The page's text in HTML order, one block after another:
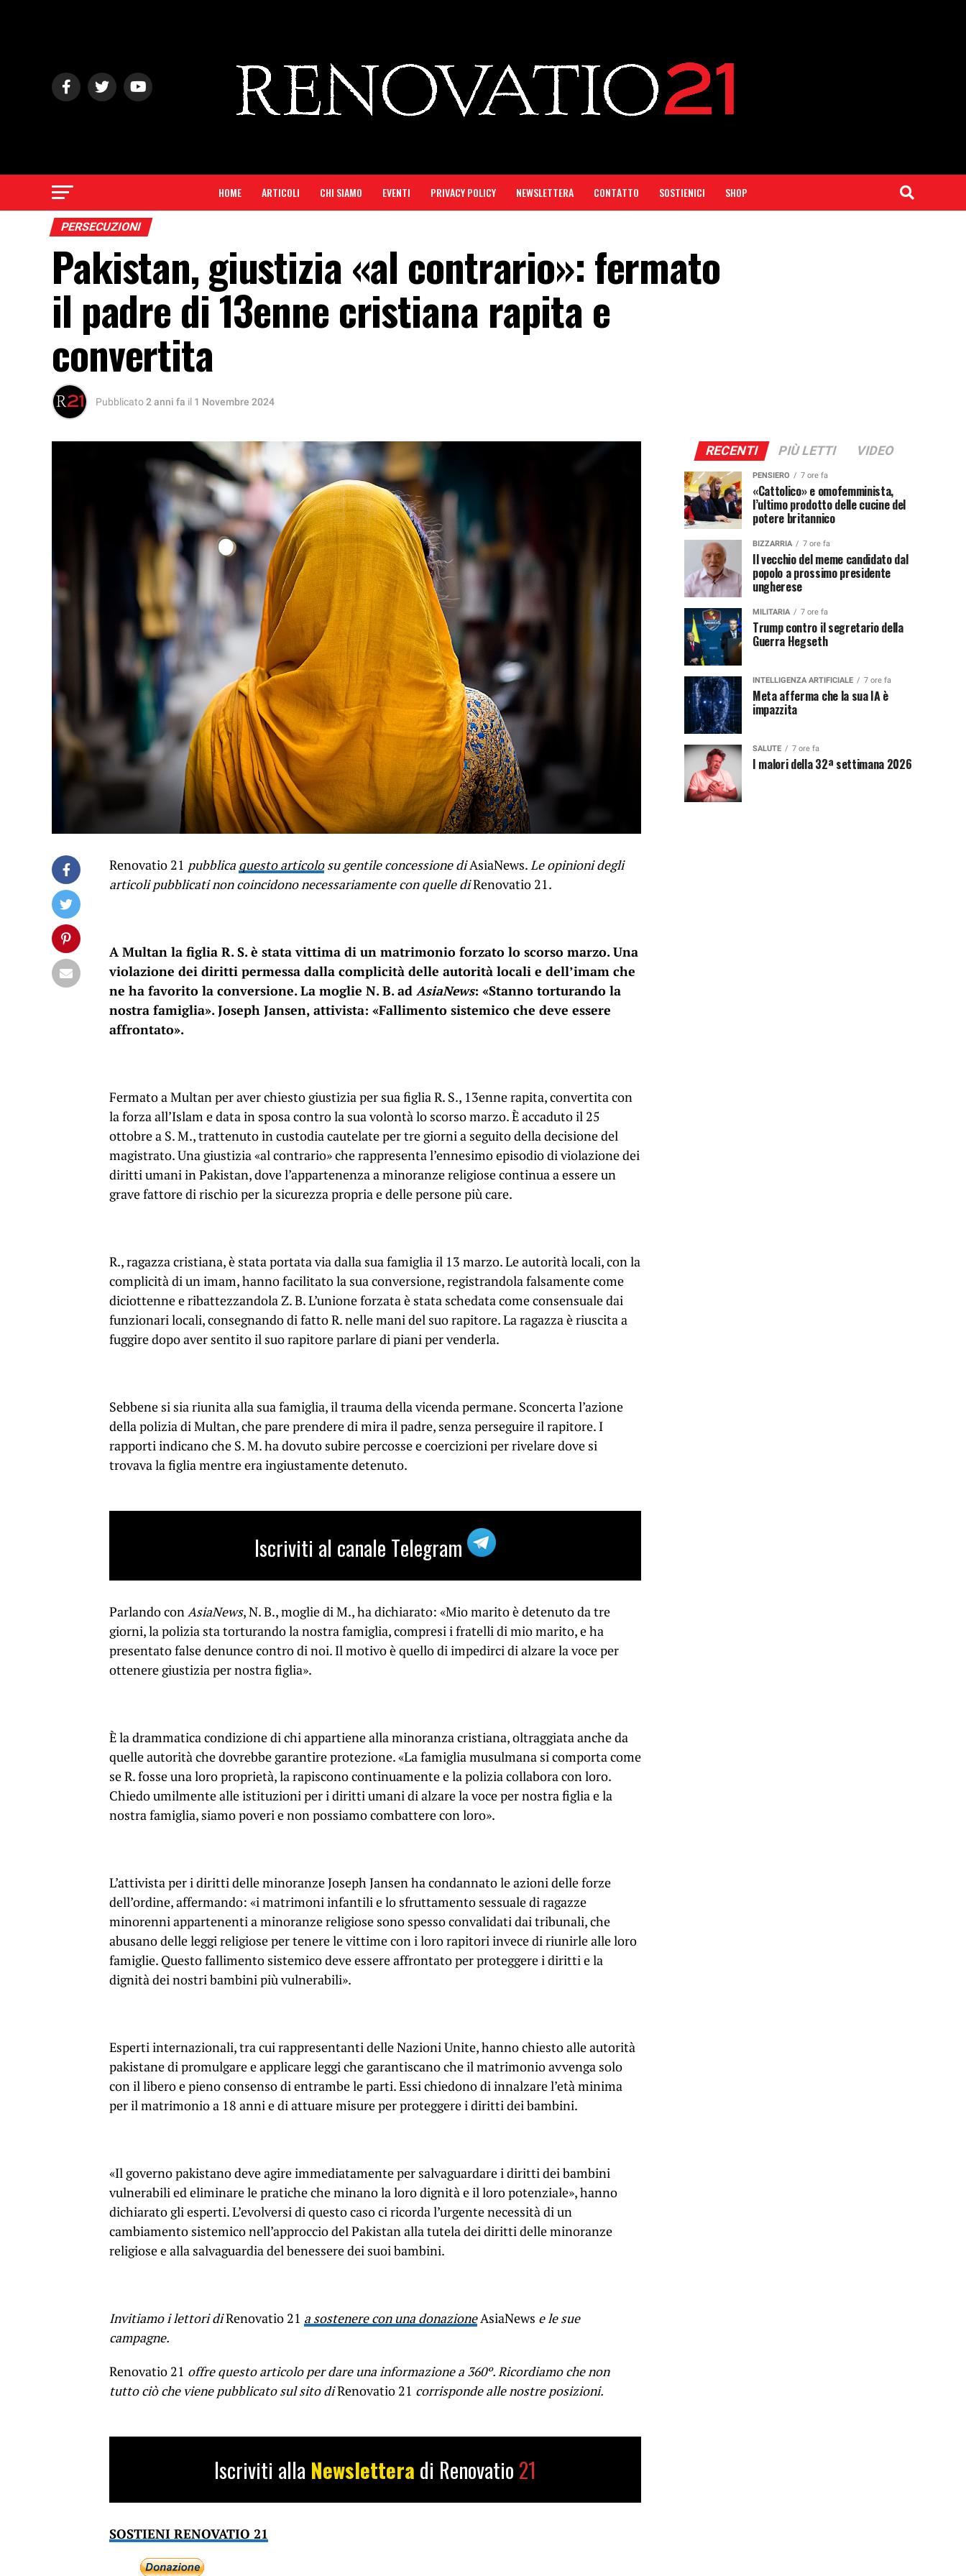
HOME ARTICOLI CHI SIAMO EVENTI PRIVACY POLICY NEWSLETTERA CONTATTO SOSTIENICI SHOP
PERSECUZIONI
Pakistan, giustizia «al contrario»: fermato
il padre di 13enne cristiana rapita e
convertita
Pubblicato2 anni fa il 1 Novembre 2024
Renovatio 21 pubblica questo articolosu gentile concessione diAsiaNews.Le opinioni degli
articoli pubblicati non coincidono necessariamente con quelle diRenovatio 21.
A Multan la figlia R. S. è stata vittima di un matrimonio forzato lo scorso marzo. Una
violazione dei diritti permessa dalla complicità delle autorità locali e dell’imam che
ne ha favorito la conversione. La moglie N. B. ad AsiaNews: «Stanno torturando la
nostra famiglia». Joseph Jansen, attivista: «Fallimento sistemico che deve essere
affrontato».
Fermato a Multan per aver chiesto giustizia per sua figlia R. S., 13enne rapita, convertita con
la forza all’Islam e data in sposa contro la sua volontà lo scorso marzo. È accaduto il 25
ottobre a S. M., trattenuto in custodia cautelate per tre giorni a seguito della decisione del
magistrato. Una giustizia «al contrario» che rappresenta l’ennesimo episodio di violazione dei
diritti umani in Pakistan, dove l’appartenenza a minoranze religiose continua a essere un
grave fattore di rischio per la sicurezza propria e delle persone più care.
R., ragazza cristiana, è stata portata via dalla sua famiglia il 13 marzo. Le autorità locali, con la
complicità di un imam, hanno facilitato la sua conversione, registrandola falsamente come
diciottenne e ribattezzandola Z. B. L’unione forzata è stata schedata come consensuale dai
funzionari locali, consegnando di fatto R. nelle mani del suo rapitore. La ragazza è riuscita a
fuggire dopo aver sentito il suo rapitore parlare di piani per venderla.
Sebbene si sia riunita alla sua famiglia, il trauma della vicenda permane. Sconcerta l’azione
della polizia di Multan, che pare prendere di mira il padre, senza perseguire il rapitore. I
rapporti indicano che S. M. ha dovuto subire percosse e coercizioni per rivelare dove si
trovava la figlia mentre era ingiustamente detenuto.
Iscriviti al canale Telegram
Parlando conAsiaNews, N. B., moglie di M., ha dichiarato: «Mio marito è detenuto da tre
giorni, la polizia sta torturando la nostra famiglia, compresi i fratelli di mio marito, e ha
presentato false denunce contro di noi. Il motivo è quello di impedirci di alzare la voce per
ottenere giustizia per nostra figlia».
È la drammatica condizione di chi appartiene alla minoranza cristiana, oltraggiata anche da
quelle autorità che dovrebbe garantire protezione. «La famiglia musulmana si comporta come
se R. fosse una loro proprietà, la rapiscono continuamente e la polizia collabora con loro.
Chiedo umilmente alle istituzioni per i diritti umani di alzare la voce per nostra figlia e la
nostra famiglia, siamo poveri e non possiamo combattere con loro».
L’attivista per i diritti delle minoranze Joseph Jansen ha condannato le azioni delle forze
dell’ordine, affermando: «i matrimoni infantili e lo sfruttamento sessuale di ragazze
minorenni appartenenti a minoranze religiose sono spesso convalidati dai tribunali, che
abusano delle leggi religiose per tenere le vittime con i loro rapitori invece di riunirle alle loro
famiglie. Questo fallimento sistemico deve essere affrontato per proteggere i diritti e la
dignità dei nostri bambini più vulnerabili».
Esperti internazionali, tra cui rappresentanti delle Nazioni Unite, hanno chiesto alle autorità
pakistane di promulgare e applicare leggi che garantiscano che il matrimonio avvenga solo
con il libero e pieno consenso di entrambe le parti. Essi chiedono di innalzare l’età minima
per il matrimonio a 18 anni e di attuare misure per proteggere i diritti dei bambini.
«Il governo pakistano deve agire immediatamente per salvaguardare i diritti dei bambini
vulnerabili ed eliminare le pratiche che minano la loro dignità e il loro potenziale», hanno
dichiarato gli esperti. L’evolversi di questo caso ci ricorda l’urgente necessità di un
cambiamento sistemico nell’approccio del Pakistan alla tutela dei diritti delle minoranze
religiose e alla salvaguardia del benessere dei suoi bambini.
Invitiamo i lettori diRenovatio 21 a sostenere con una donazioneAsiaNews e le sue
campagne.
Renovatio 21 offre questo articolo per dare una informazione a 360º. Ricordiamo che non
tutto ciò che viene pubblicato sul sito diRenovatio 21 corrisponde alle nostre posizioni.
Iscriviti alla Newslettera di Renovatio 21
SOSTIENI RENOVATIO 21
RECENTI PIÙ LETTI VIDEO
PENSIERO 7 ore fa
«Cattolico» e omofemminista,
l’ultimo prodotto delle cucine del
potere britannico
BIZZARRIA 7 ore fa
Il vecchio del meme candidato dal
popolo a prossimo presidente
ungherese
MILITARIA 7 ore fa
Trump contro il segretario della
Guerra Hegseth
INTELLIGENZA ARTIFICIALE 7 ore fa
Meta afferma che la sua IA è
impazzita
SALUTE 7 ore fa
I malori della 32ª settimana 2026